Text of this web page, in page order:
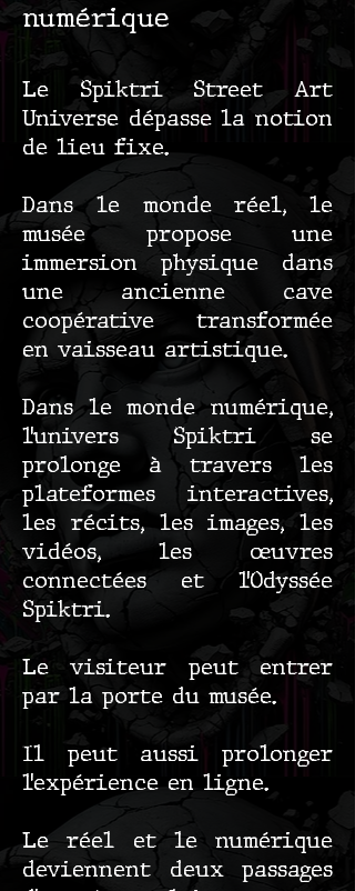
numérique
Le Spiktri Street Art
Universe dépasse la notion
de lieu fixe.
Dans le monde réel, le
musée propose une
immersion physique dans
une ancienne cave
coopérative transformée
en vaisseau artistique.
Dans le monde numérique,
l’univers Spiktri se
prolonge à travers les
plateformes interactives,
les récits, les images, les
vidéos, les œuvres
connectées et l’Odyssée
Spiktri.
Le visiteur peut entrer
par la porte du musée.
Il peut aussi prolonger
l’expérience en ligne.
Le réel et le numérique
deviennent deux passages